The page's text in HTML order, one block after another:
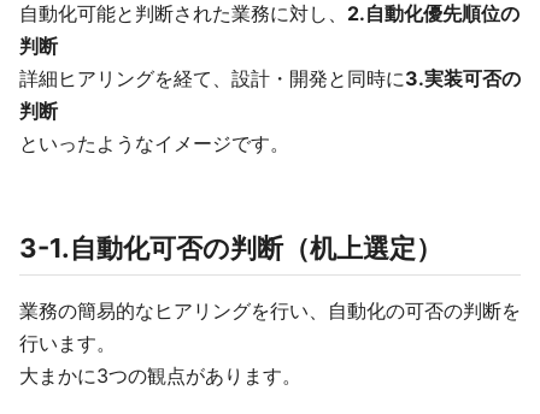
自動化可能と判断された業務に対し、 2.自動化優先順位の
判断
詳細ヒアリングを経て、設計・開発と同時に3.実装可否の
判断
といったようなイメージです。
3-1.自動化可否の判断（机上選定）
業務の簡易的なヒアリングを行い、自動化の可否の判断を
行います。
大まかに3つの観点があります。